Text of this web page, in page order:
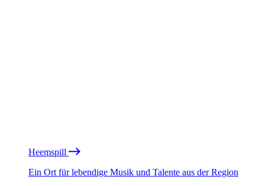
Heemspill
Ein Ort für lebendige Musik und Talente aus der Region